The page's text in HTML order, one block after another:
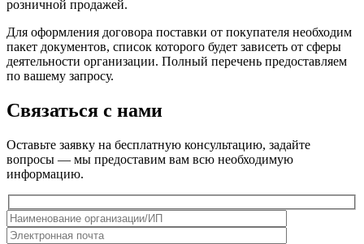
розничной продажей.
Для оформления договора поставки от покупателя необходим
пакет документов, список которого будет зависеть от сферы
деятельности организации. Полный перечень предоставляем
по вашему запросу.
Связаться с нами
Оставьте заявку на бесплатную консультацию, задайте
вопросы — мы предоставим вам всю необходимую
информацию.